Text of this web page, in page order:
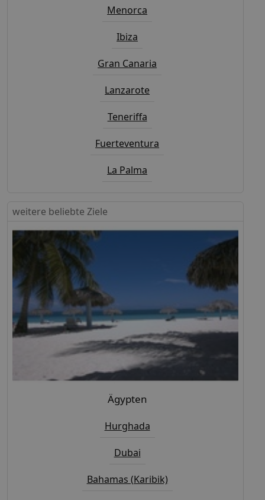
Menorca
Ibiza
Gran Canaria
Lanzarote
Teneriffa
Fuerteventura
La Palma
weitere beliebte Ziele
Ägypten
Hurghada
Dubai
Bahamas (Karibik)